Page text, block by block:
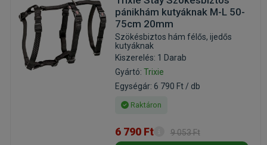
pánikhám kutyáknak M-L 50-
75cm 20mm
Szökésbiztos hám félős, ijedős
kutyáknak
Kiszerelés: 1 Darab
Gyártó: Trixie
Egységár: 6 790 Ft / db
Raktáron
6 790 Ft 9 053 Ft